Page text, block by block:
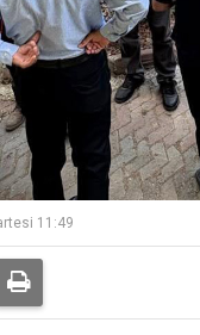
11:49